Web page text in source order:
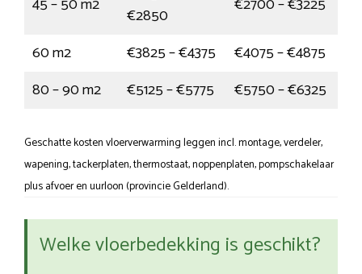
45 – 50 m2
€2850
€2700 – €3225
60 m2
€3825 – €4375
€4075 – €4875
80 – 90 m2
€5125 – €5775 €5750 – €6325
Geschatte kosten vloerverwarming leggen incl. montage, verdeler,
wapening, tackerplaten, thermostaat, noppenplaten, pompschakelaar
plus afvoer en uurloon (provincie Gelderland).
Welke vloerbedekking is geschikt?